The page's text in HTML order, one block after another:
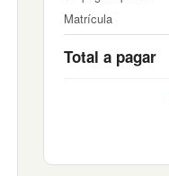
Matrícula
Total a pagar